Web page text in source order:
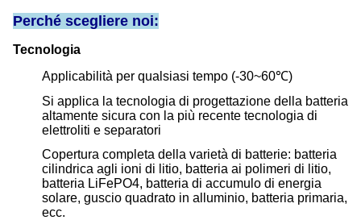
Perché scegliere noi:
Tecnologia
Applicabilità per qualsiasi tempo (-30~60℃)
Si applica la tecnologia di progettazione della batteria
altamente sicura con la più recente tecnologia di
elettroliti e separatori
Copertura completa della varietà di batterie: batteria
cilindrica agli ioni di litio, batteria ai polimeri di litio,
batteria LiFePO4, batteria di accumulo di energia
solare, guscio quadrato in alluminio, batteria primaria,
ecc.